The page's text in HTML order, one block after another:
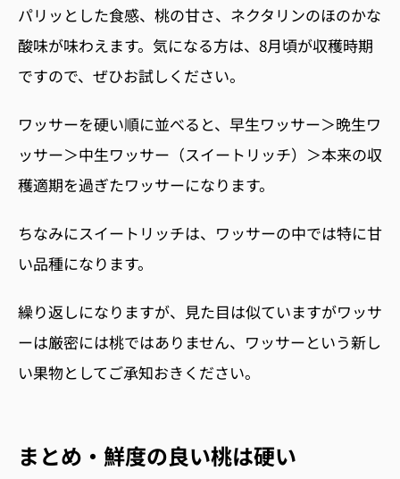
パリッとした食感、桃の甘さ、ネクタリンのほのかな
酸味が味わえます。気になる方は、 8月頃が収穫時期
ですので、ぜひお試しください。
ワッサーを硬い順に並べると、早生ワッサー＞晩生ワ
ッサー＞中生ワッサー（スイートリッチ）＞本来の収
穫適期を過ぎたワッサーになります。
ちなみにスイートリッチは、ワッサーの中では特に甘
い品種になります。
繰り返しになりますが、見た目は似ていますがワッサ
ーは厳密には桃ではありません、ワッサーという新し
い果物としてご承知おきください。
まとめ・鮮度の良い桃は硬い